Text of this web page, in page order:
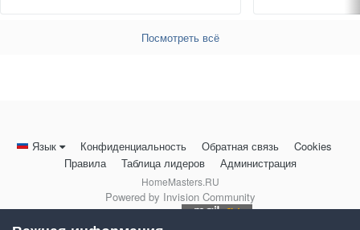
Посмотреть всё
Язык Конфиденциальность Обратная связь
Cookies
Правила
Таблица лидеров Администрация
HomeMasters.RU
Powered by Invision Community